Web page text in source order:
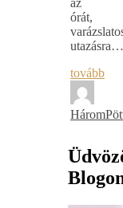
az
órát,
utazásra…
tovább